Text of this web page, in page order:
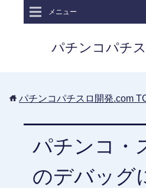
パチンコパチ
メニュー
パチンコパチスロ開発.com
パチンコ・
のデバッグ